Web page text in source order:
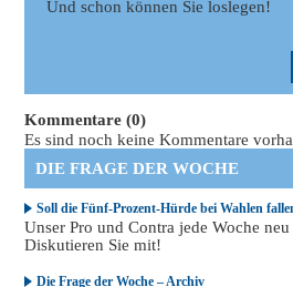
Und schon können Sie loslegen!
Kommentare (0)
Es sind noch keine Kommentare
DIE FRAGE DER WOCHE
Soll die Fünf-Prozent-Hürde bei Wahlen
Unser Pro und Contra jede Woche neu
Diskutieren Sie mit!
Die Frage der Woche – Archiv